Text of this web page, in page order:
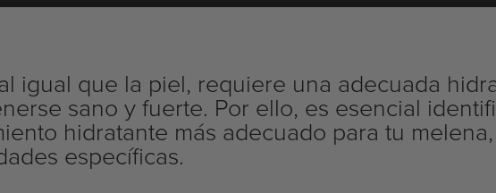
igual que la piel, requiere una adecuada
sano y fuerte. Por ello, es esencial
hidratante más adecuado para tu
específicas.